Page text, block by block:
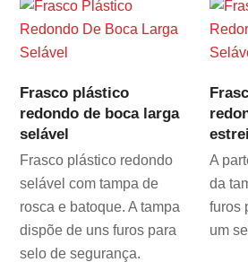
Frasco plástico
redondo de boca larga
selável
Frasco plástico redondo
selável com tampa de
rosca e batoque. A tampa
dispõe de uns furos para
selo de segurança.
A
da
furos
um